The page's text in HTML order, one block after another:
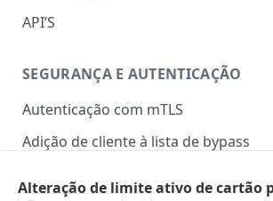
API’S
SEGURANÇA E AUTENTICAÇÃO
Autenticação com mTLS
Token para gerar certificado mTLS
Adição de cliente à lista de bypass
TOTP
Alteração de limite ativo de cartão